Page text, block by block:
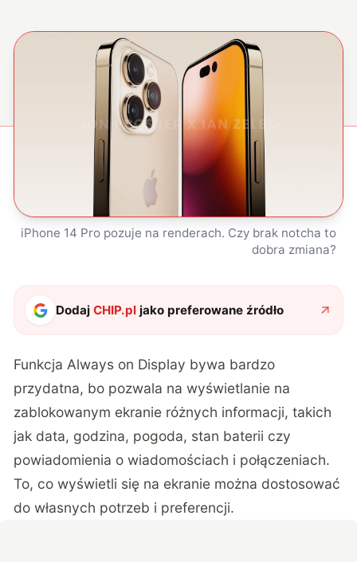
iPhone 14 Pro pozuje na renderach. Czy brak notcha to
dobra zmiana?
DodajCHIP.pl jako preferowane źródło
Funkcja Always on Display bywa bardzo
przydatna, bo pozwala na wyświetlanie na
zablokowanym ekranie różnych informacji, takich
jak data, godzina, pogoda, stan baterii czy
powiadomienia o wiadomościach i połączeniach.
To, co wyświetli się na ekranie można dostosować
do własnych potrzeb i preferencji.